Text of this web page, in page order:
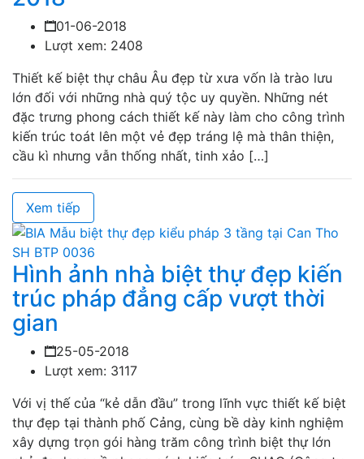
01-06-2018
Lượt xem: 2408
Thiết kế biệt thự châu Âu đẹp từ xưa vốn là trào lưu
lớn đối với những nhà quý tộc uy quyền. Những nét
đặc trưng phong cách thiết kế này làm cho công trình
kiến trúc toát lên một vẻ đẹp tráng lệ mà thân thiện,
cầu kì nhưng vẫn thống nhất, tinh xảo […]
Xem tiếp
Hình ảnh nhà biệt thự đẹp kiến
trúc pháp đẳng cấp vượt thời
gian
25-05-2018
Lượt xem: 3117
Với vị thế của “kẻ dẫn đầu” trong lĩnh vực thiết kế biệt
thự đẹp tại thành phố Cảng, cùng bề dày kinh nghiệm
xây dựng trọn gói hàng trăm công trình biệt thự lớn